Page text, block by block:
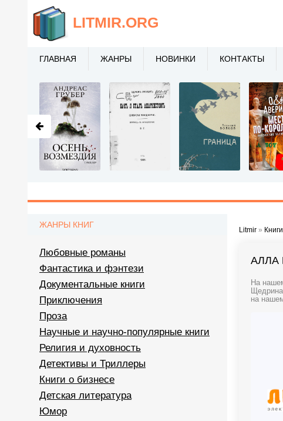
Litmir » Книги
АЛЛА
На
на
ЖАНРЫ КНИГ
Любовные романы
Фантастика и фэнтези
Документальные книги
Приключения
Проза
Научные и научно-популярные книги
Религия и духовность
Детективы и Триллеры
Книги о бизнесе
Детская литература
Юмор
LITMIR.ORG
ГЛАВНАЯ ЖАНРЫ НОВИНКИ КОНТАКТЫ